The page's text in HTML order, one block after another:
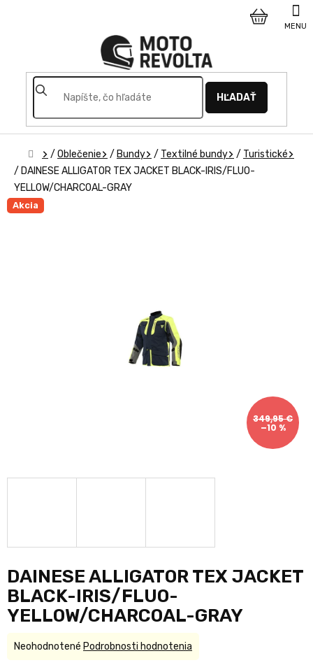
HĽADAŤ
NÁKUPNÝ
Domov
/ Oblečenie / Bundy / Textilné bundy / Turistické
/ DAINESE ALLIGATOR TEX JACKET BLACK-IRIS/FLUO-
YELLOW/CHARCOAL-GRAY
Akcia
349,95 €
–10 %
DAINESE ALLIGATOR TEX JACKET
BLACK-IRIS/FLUO-
YELLOW/CHARCOAL-GRAY
Priemerné
Neohodnotené Podrobnosti hodnotenia